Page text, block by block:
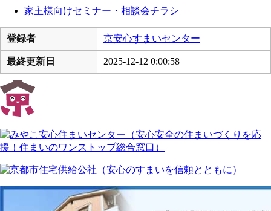
家主様向けセミナー・相談会チラシ
登録者 京安心すまいセンター
最終更新日 2025-12-12 0:00:58